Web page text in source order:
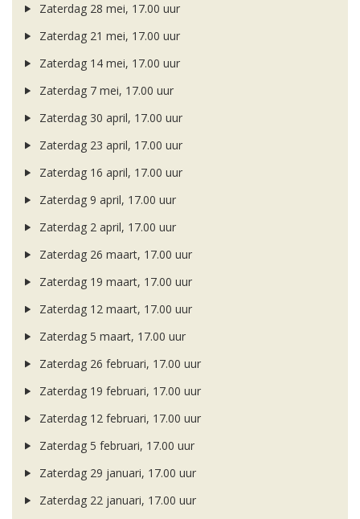
Zaterdag 28 mei, 17.00 uur
Zaterdag 21 mei, 17.00 uur
Zaterdag 14 mei, 17.00 uur
Zaterdag 7 mei, 17.00 uur
Zaterdag 30 april, 17.00 uur
Zaterdag 23 april, 17.00 uur
Zaterdag 16 april, 17.00 uur
Zaterdag 9 april, 17.00 uur
Zaterdag 2 april, 17.00 uur
Zaterdag 26 maart, 17.00 uur
Zaterdag 19 maart, 17.00 uur
Zaterdag 12 maart, 17.00 uur
Zaterdag 5 maart, 17.00 uur
Zaterdag 26 februari, 17.00 uur
Zaterdag 19 februari, 17.00 uur
Zaterdag 12 februari, 17.00 uur
Zaterdag 5 februari, 17.00 uur
Zaterdag 29 januari, 17.00 uur
Zaterdag 22 januari, 17.00 uur